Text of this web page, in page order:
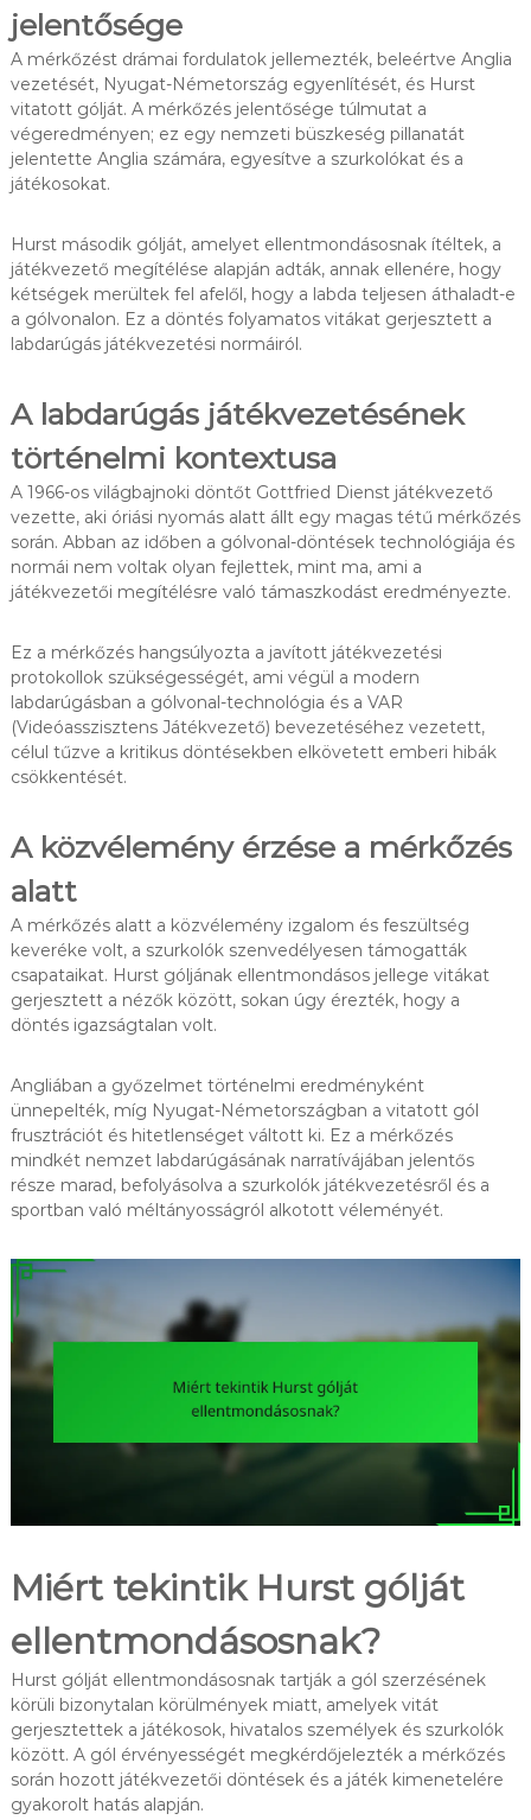
jelentősége
A mérkőzést drámai fordulatok jellemezték, beleértve Anglia
vezetését, Nyugat-Németország egyenlítését, és Hurst
vitatott gólját. A mérkőzés jelentősége túlmutat a
végeredményen; ez egy nemzeti büszkeség pillanatát
jelentette Anglia számára, egyesítve a szurkolókat és a
játékosokat.
Hurst második gólját, amelyet ellentmondásosnak ítéltek, a
játékvezető megítélése alapján adták, annak ellenére, hogy
kétségek merültek fel afelől, hogy a labda teljesen áthaladt-e
a gólvonalon. Ez a döntés folyamatos vitákat gerjesztett a
labdarúgás játékvezetési normáiról.
A labdarúgás játékvezetésének
történelmi kontextusa
A 1966-os világbajnoki döntőt Gottfried Dienst játékvezető
vezette, aki óriási nyomás alatt állt egy magas tétű mérkőzés
során. Abban az időben a gólvonal-döntések technológiája és
normái nem voltak olyan fejlettek, mint ma, ami a
játékvezetői megítélésre való támaszkodást eredményezte.
Ez a mérkőzés hangsúlyozta a javított játékvezetési
protokollok szükségességét, ami végül a modern
labdarúgásban a gólvonal-technológia és a VAR
(Videóasszisztens Játékvezető) bevezetéséhez vezetett,
célul tűzve a kritikus döntésekben elkövetett emberi hibák
csökkentését.
A közvélemény érzése a mérkőzés
alatt
A mérkőzés alatt a közvélemény izgalom és feszültség
keveréke volt, a szurkolók szenvedélyesen támogatták
csapataikat. Hurst góljának ellentmondásos jellege vitákat
gerjesztett a nézők között, sokan úgy érezték, hogy a
döntés igazságtalan volt.
Angliában a győzelmet történelmi eredményként
ünnepelték, míg Nyugat-Németországban a vitatott gól
frusztrációt és hitetlenséget váltott ki. Ez a mérkőzés
mindkét nemzet labdarúgásának narratívájában jelentős
része marad, befolyásolva a szurkolók játékvezetésről és a
sportban való méltányosságról alkotott véleményét.
Miért tekintik Hurst gólját
ellentmondásosnak?
Hurst gólját ellentmondásosnak tartják a gól szerzésének
körüli bizonytalan körülmények miatt, amelyek vitát
gerjesztettek a játékosok, hivatalos személyek és szurkolók
között. A gól érvényességét megkérdőjelezték a mérkőzés
során hozott játékvezetői döntések és a játék kimenetelére
gyakorolt hatás alapján.